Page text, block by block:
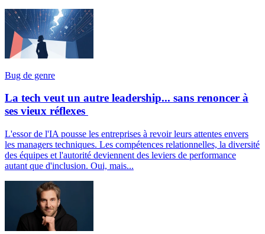
Bug de genre
La tech veut un autre leadership... sans renoncer à
ses vieux réflexes
L'essor de l'IA pousse les entreprises à revoir leurs attentes envers
les managers techniques. Les compétences relationnelles, la diversité
des équipes et l'autorité deviennent des leviers de performance
autant que d'inclusion. Oui, mais...